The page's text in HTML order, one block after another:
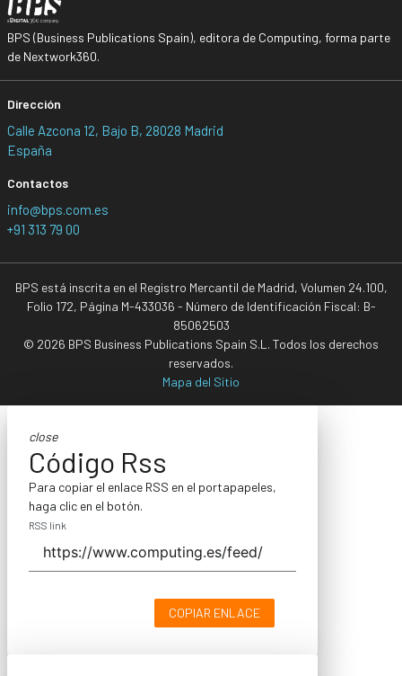
BPS (Business Publications Spain), editora de Computing, forma parte
de Nextwork360.
Dirección
Calle Azcona 12, Bajo B, 28028 Madrid
España
Contactos
info@bps.com.es
+91 313 79 00
BPS está inscrita en el Registro Mercantil de Madrid, Volumen 24.100,
Folio 172, Página M-433036 - Número de Identificación Fiscal: B-
85062503
© 2026 BPS Business Publications Spain S.L. Todos los derechos
reservados.
Mapa del Sitio
close
Código Rss
Para copiar el enlace RSS en el portapapeles,
haga clic en el botón.
RSS link
COPIAR ENLACE